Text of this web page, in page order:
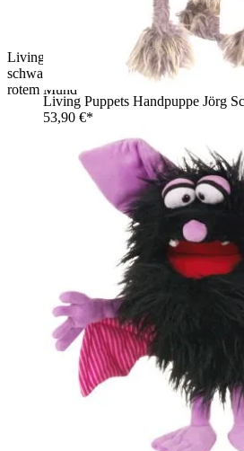
Living Puppets Handpuppe Schnips die
schwarzem Zottelfell, rosa gestreiften
rotem Mund
Living Puppets Handpuppe Jörg
53,90 €*